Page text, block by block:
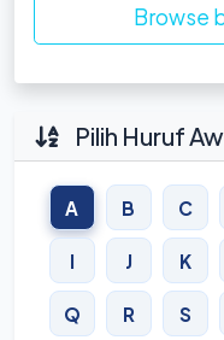
Browse
Pilih Huruf
A B C
I J K
Q R S